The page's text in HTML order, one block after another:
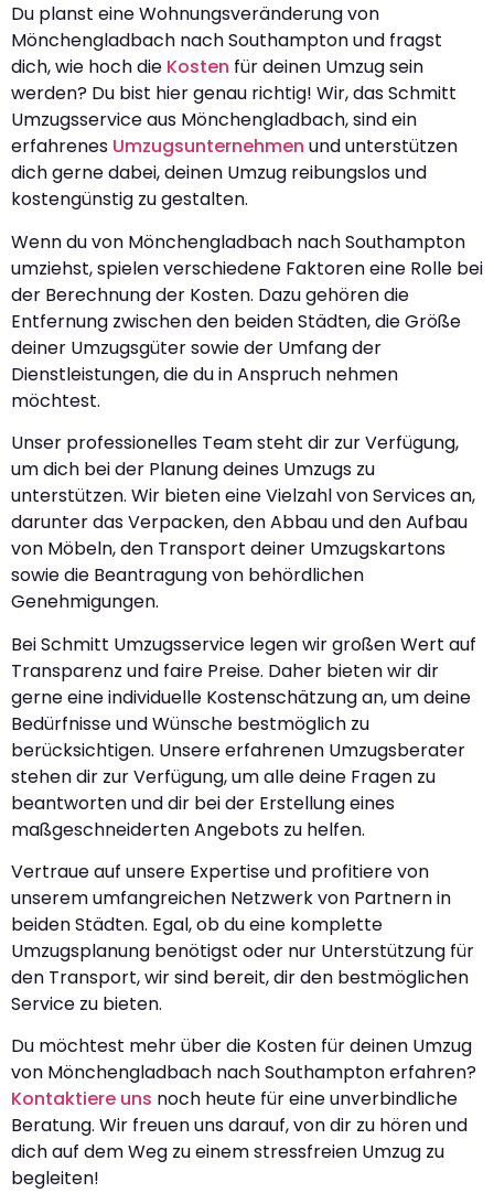
Du planst eine Wohnungsveränderung von
Mönchengladbach nach Southampton und fragst
dich, wie hoch die Kosten für deinen Umzug sein
werden? Du bist hier genau richtig! Wir, das Schmitt
Umzugsservice aus Mönchengladbach, sind ein
erfahrenes Umzugsunternehmen und unterstützen
dich gerne dabei, deinen Umzug reibungslos und
kostengünstig zu gestalten.
Wenn du von Mönchengladbach nach Southampton
umziehst, spielen verschiedene Faktoren eine Rolle bei
der Berechnung der Kosten. Dazu gehören die
Entfernung zwischen den beiden Städten, die Größe
deiner Umzugsgüter sowie der Umfang der
Dienstleistungen, die du in Anspruch nehmen
möchtest.
Unser professionelles Team steht dir zur Verfügung,
um dich bei der Planung deines Umzugs zu
unterstützen. Wir bieten eine Vielzahl von Services an,
darunter das Verpacken, den Abbau und den Aufbau
von Möbeln, den Transport deiner Umzugskartons
sowie die Beantragung von behördlichen
Genehmigungen.
Bei Schmitt Umzugsservice legen wir großen Wert auf
Transparenz und faire Preise. Daher bieten wir dir
gerne eine individuelle Kostenschätzung an, um deine
Bedürfnisse und Wünsche bestmöglich zu
berücksichtigen. Unsere erfahrenen Umzugsberater
stehen dir zur Verfügung, um alle deine Fragen zu
beantworten und dir bei der Erstellung eines
maßgeschneiderten Angebots zu helfen.
Vertraue auf unsere Expertise und profitiere von
unserem umfangreichen Netzwerk von Partnern in
beiden Städten. Egal, ob du eine komplette
Umzugsplanung benötigst oder nur Unterstützung für
den Transport, wir sind bereit, dir den bestmöglichen
Service zu bieten.
Du möchtest mehr über die Kosten für deinen Umzug
von Mönchengladbach nach Southampton erfahren?
Kontaktiere uns noch heute für eine unverbindliche
Beratung. Wir freuen uns darauf, von dir zu hören und
dich auf dem Weg zu einem stressfreien Umzug zu
begleiten!